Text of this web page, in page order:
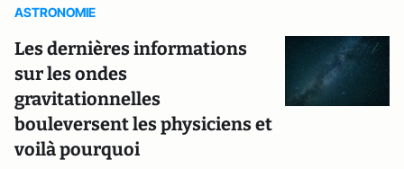
ASTRONOMIE
Les dernières informations
sur les ondes
gravitationnelles
bouleversent les physiciens et
voilà pourquoi